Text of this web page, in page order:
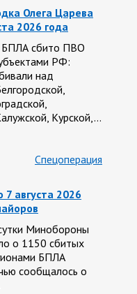
Олега Царева
2026 года
БПЛА сбито ПВО
РФ:
над
Курской,…
Спецоперация
7 августа 2026
Минобороны
о 1150 сбитых
БПЛА
сообщалось о